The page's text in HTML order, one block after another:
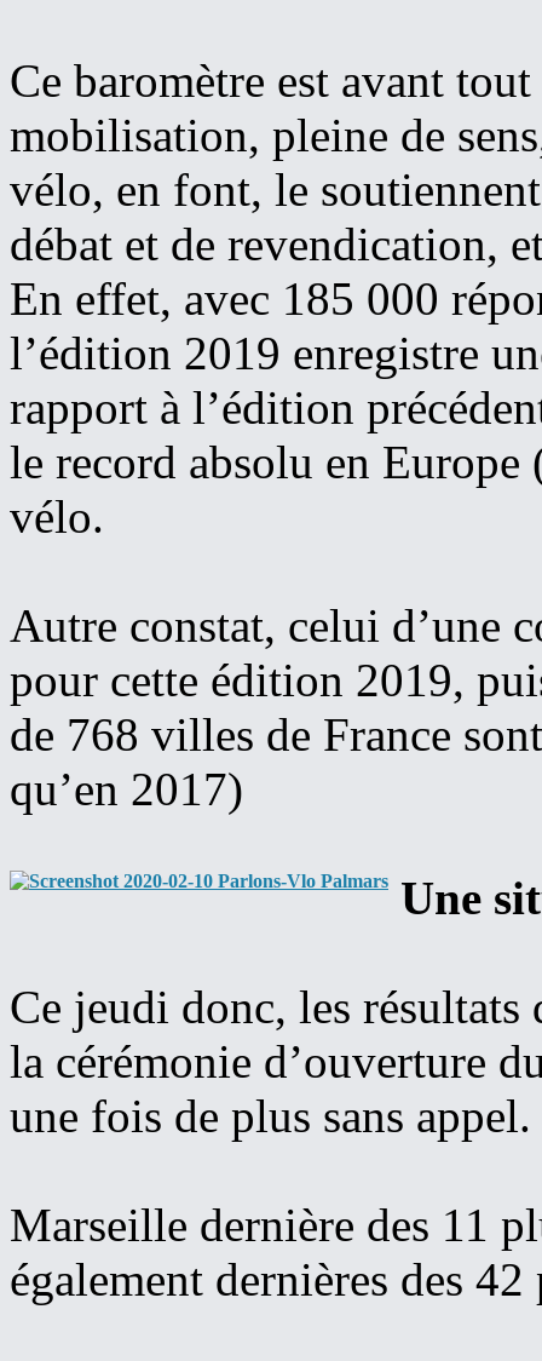
Ce baromètre est avant
mobilisation, pleine de
vélo, en font, le
débat et de revendication,
En effet, avec 185 000
l’édition 2019 enregistre
rapport à l’édition
le record absolu en
vélo.
Autre constat, celui d’une
pour cette édition 2019,
de 768 villes de France
qu’en 2017)
Une
Ce jeudi donc, les résultats
la cérémonie d’ouverture
une fois de plus sans appel.
Marseille dernière des 11
également dernières des